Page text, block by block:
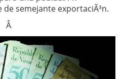
semejante exportaciÃ³n.
Â